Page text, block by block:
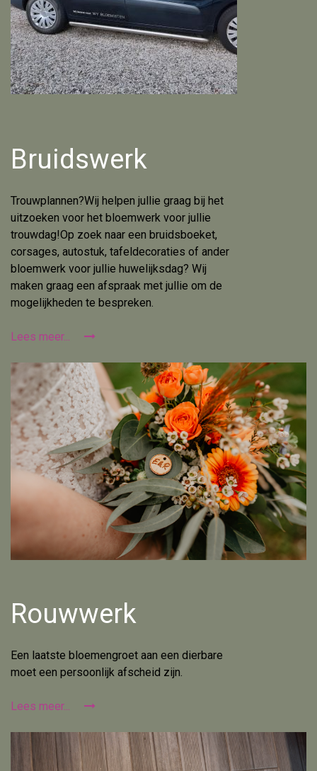
Bruidswerk
Trouwplannen?Wij helpen jullie graag bij het
uitzoeken voor het bloemwerk voor jullie
trouwdag!Op zoek naar een bruidsboeket,
corsages, autostuk, tafeldecoraties of ander
bloemwerk voor jullie huwelijksdag? Wij
maken graag een afspraak met jullie om de
mogelijkheden te bespreken.
Lees meer...
Rouwwerk
Een laatste bloemengroet aan een dierbare
moet een persoonlijk afscheid zijn.
Lees meer...